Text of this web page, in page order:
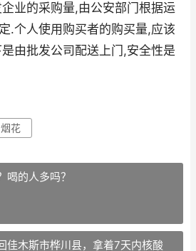
业的采购量,由公安部门根据运
.个人使用购买者的购买量,应该
由批发公司配送上门,安全性是
烟花
喝的人多吗？
佳木斯市桦川县，拿着7天内核酸